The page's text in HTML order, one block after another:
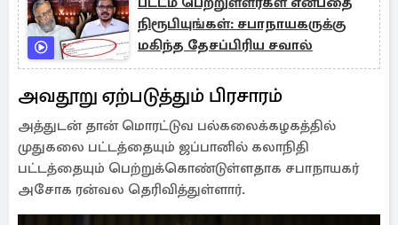
நிரூபியுங்கள்: சபாநாயகருக்கு
மகிந்த தேசப்பிரிய சவால்
அவதூறு ஏற்படுத்தும் பிரசாரம்
அத்துடன் தான் மொரட்டுவ பல்கலைக்கழகத்தில்
முதுகலை பட்டத்தையும் ஜப்பானில் கலாநிதி
பட்டத்தையும் பெற்றுக்கொண்டுள்ளதாக சபாநாயகர்
அசோக ரன்வல தெரிவித்துள்ளார்.